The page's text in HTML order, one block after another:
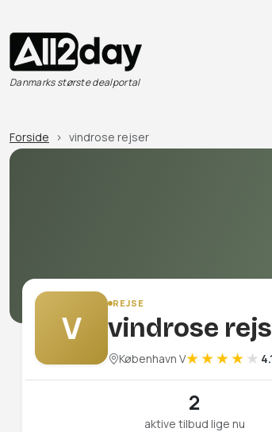
Danmarks største dealportal
Forside vindrose rejser
V
REJSE
vindrose
København V
2
aktive tilbud lige nu